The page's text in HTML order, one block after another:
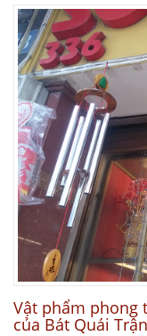
Vật phẩm phong
của Bát Quái